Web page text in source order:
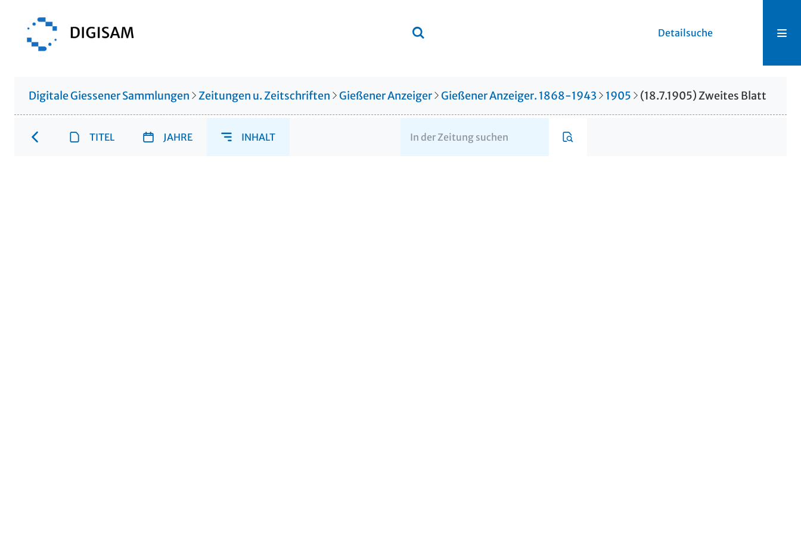
Detailsuche
Digitale Giessener Sammlungen Zeitungen u. Zeitschriften Gießener Anzeiger Gießener Anzeiger. 1868-1943 1905 (18.7.1905) Zweites Blatt
TITEL JAHRE INHALT